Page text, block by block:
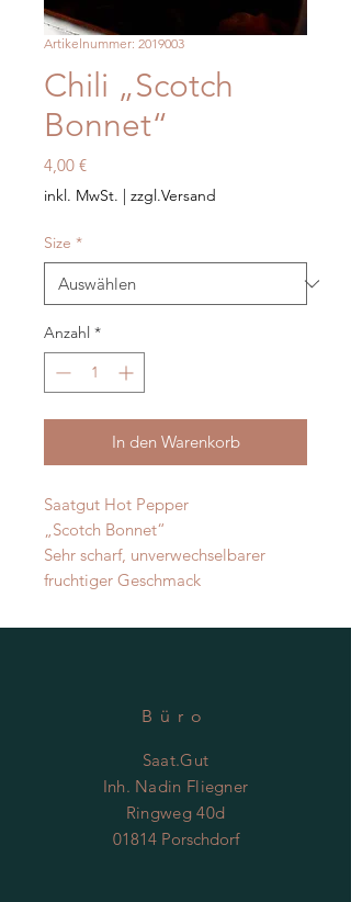
Artikelnummer: 2019003
Chili „Scotch
Bonnet“
4,00 €Preis
inkl. MwSt. | zzgl.Versand
Size *
Anzahl *
In den Warenkorb
Saatgut Hot Pepper
„Scotch Bonnet“
Sehr scharf, unverwechselbarer
fruchtiger Geschmack
Büro
Saat.Gut
Inh. Nadin Fliegner
Ringweg 40d
01814 Porschdorf